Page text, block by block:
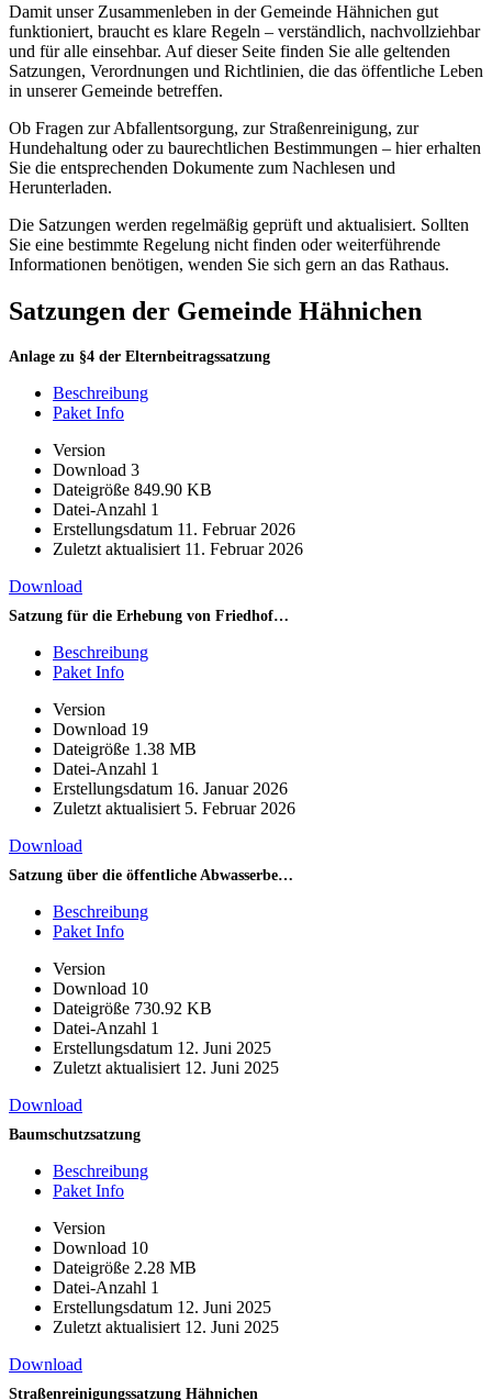
Damit unser Zusammenleben in der Gemeinde Hähnichen gut
funktioniert, braucht es klare Regeln – verständlich, nachvollziehbar
und für alle einsehbar. Auf dieser Seite finden Sie alle geltenden
Satzungen, Verordnungen und Richtlinien, die das öffentliche Leben
in unserer Gemeinde betreffen.
Ob Fragen zur Abfallentsorgung, zur Straßenreinigung, zur
Hundehaltung oder zu baurechtlichen Bestimmungen – hier erhalten
Sie die entsprechenden Dokumente zum Nachlesen und
Herunterladen.
Die Satzungen werden regelmäßig geprüft und aktualisiert. Sollten
Sie eine bestimmte Regelung nicht finden oder weiterführende
Informationen benötigen, wenden Sie sich gern an das Rathaus.
Satzungen der Gemeinde Hähnichen
Anlage zu §4 der Elternbeitragssatzung
Beschreibung
Paket Info
Version
Download 3
Dateigröße 849.90 KB
Datei-Anzahl 1
Erstellungsdatum 11. Februar 2026
Zuletzt aktualisiert 11. Februar 2026
Download
Satzung für die Erhebung von Friedhofsgebühren
Beschreibung
Paket Info
Version
Download 19
Dateigröße 1.38 MB
Datei-Anzahl 1
Erstellungsdatum 16. Januar 2026
Zuletzt aktualisiert 5. Februar 2026
Download
Satzung über die öffentliche Abwasserbeseitigung
Beschreibung
Paket Info
Version
Download 10
Dateigröße 730.92 KB
Datei-Anzahl 1
Erstellungsdatum 12. Juni 2025
Zuletzt aktualisiert 12. Juni 2025
Download
Baumschutzsatzung
Beschreibung
Paket Info
Version
Download 10
Dateigröße 2.28 MB
Datei-Anzahl 1
Erstellungsdatum 12. Juni 2025
Zuletzt aktualisiert 12. Juni 2025
Download
Straßenreinigungssatzung Hähnichen